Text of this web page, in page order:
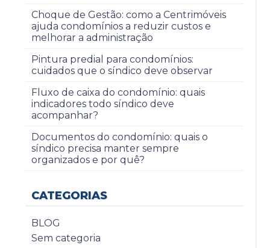
Choque de Gestão: como a Centrimóveis
ajuda condomínios a reduzir custos e
melhorar a administração
Pintura predial para condomínios:
cuidados que o síndico deve observar
Fluxo de caixa do condomínio: quais
indicadores todo síndico deve
acompanhar?
Documentos do condomínio: quais o
síndico precisa manter sempre
organizados e por quê?
CATEGORIAS
BLOG
Sem categoria